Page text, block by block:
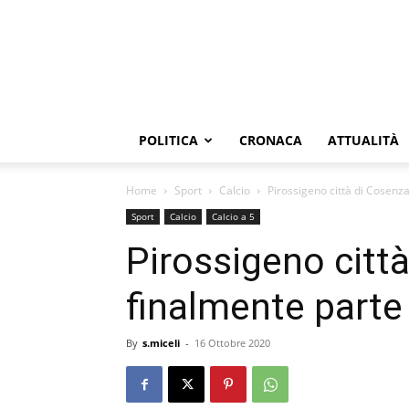
POLITICA CRONACA ATTUALITÀ
Home Sport Calcio Pirossigeno città di
Sport Calcio Calcio a 5
Pirossigeno
finalmente
By s.miceli - 16 Ottobre 2020